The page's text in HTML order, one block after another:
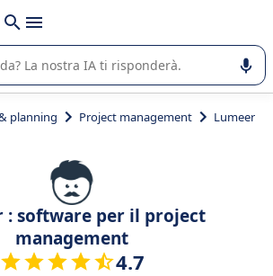
nell'utilizzo o nella scelta di un
vostra azienda.
planning Project management Lumeer
: software per il project
management
4.7